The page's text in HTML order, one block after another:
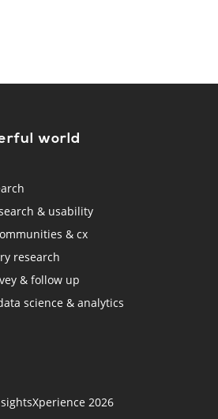
world
& usability
& cx
research
& follow up
science & analytics
2026